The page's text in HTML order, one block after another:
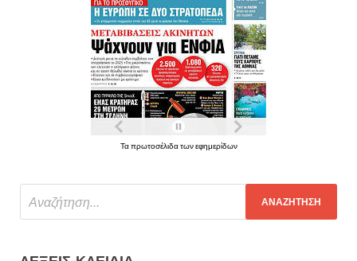
Τα πρωτοσέλιδα των εφημερίδων